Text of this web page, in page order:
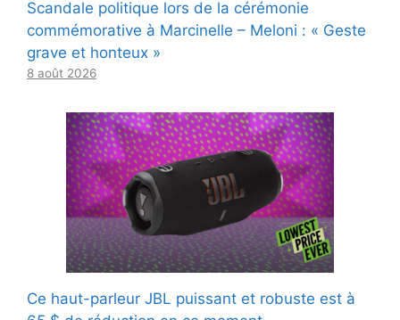
Scandale politique lors de la cérémonie
commémorative à Marcinelle – Meloni : « Geste
grave et honteux »
8 août 2026
Ce haut-parleur JBL puissant et robuste est à